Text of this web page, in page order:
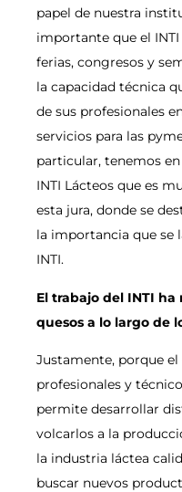
papel de nuestra
importante que el
ferias, congresos y
la capacidad técnica
de sus profesionales
servicios para las
particular, tenemos
INTI Lácteos que es
esta jura, donde se
la importancia que se
INTI.
El trabajo del INTI
quesos a lo largo de
Justamente, porque
profesionales y
permite desarrollar
volcarlos a la
la industria láctea
buscar nuevos